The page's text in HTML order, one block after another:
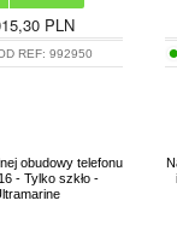
PLN
REF: 992950
obudowy telefonu
- Tylko szkło -